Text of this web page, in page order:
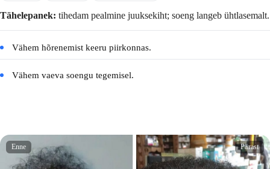
Tähelepanek: tihedam pealmine juuksekiht; soeng langeb ühtlasemalt.
Vähem hõrenemist keeru piirkonnas.
Vähem vaeva soengu tegemisel.
Enne Pärast